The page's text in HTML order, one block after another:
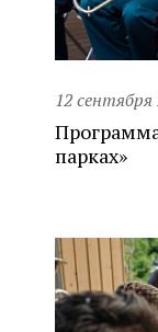
12 сентября
парках»